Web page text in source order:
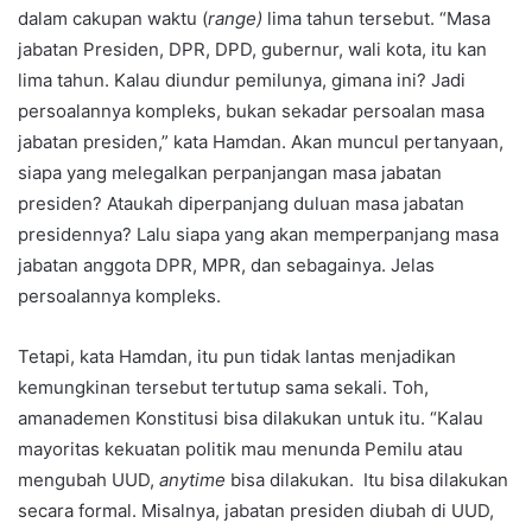
dalam cakupan waktu (range) lima tahun tersebut. “Masa
jabatan Presiden, DPR, DPD, gubernur, wali kota, itu kan
lima tahun. Kalau diundur pemilunya, gimana ini? Jadi
persoalannya kompleks, bukan sekadar persoalan masa
jabatan presiden,” kata Hamdan. Akan muncul pertanyaan,
siapa yang melegalkan perpanjangan masa jabatan
presiden? Ataukah diperpanjang duluan masa jabatan
presidennya? Lalu siapa yang akan memperpanjang masa
jabatan anggota DPR, MPR, dan sebagainya. Jelas
persoalannya kompleks.
Tetapi, kata Hamdan, itu pun tidak lantas menjadikan
kemungkinan tersebut tertutup sama sekali. Toh,
amanademen Konstitusi bisa dilakukan untuk itu. “Kalau
mayoritas kekuatan politik mau menunda Pemilu atau
mengubah UUD, anytime bisa dilakukan. Itu bisa dilakukan
secara formal. Misalnya, jabatan presiden diubah di UUD,